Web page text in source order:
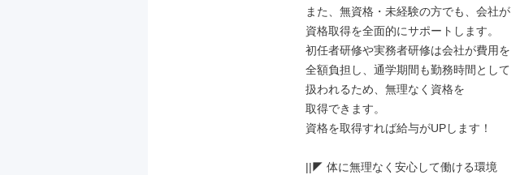
また、無資格・未経験の方でも、会社が
資格取得を全面的にサポートします。
初任者研修や実務者研修は会社が費用を
全額負担し、通学期間も勤務時間として
扱われるため、無理なく資格を
取得できます。
資格を取得すれば給与がUPします！
||◤ 体に無理なく安心して働ける環境